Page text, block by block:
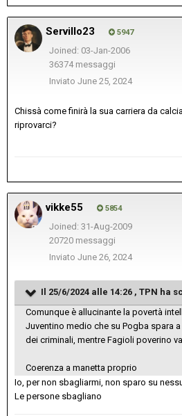
Servillo23 5947
Joined: 03-Jan-2006
36374 messaggi
Inviato June 25, 2024
Chissà come finirà la sua carriera da
riprovarci?
vikke55 5854
Joined: 31-Aug-2009
20720 messaggi
Inviato June 26, 2024
Il 25/6/2024 alle 14:26 , TPN ha
Comunque è allucinante la povertà
Juventino medio che su Pogba spara
dei criminali, mentre Fagioli poverino
Coerenza a manetta proprio
Io, per non sbagliarmi, non sparo su
Le persone sbagliano